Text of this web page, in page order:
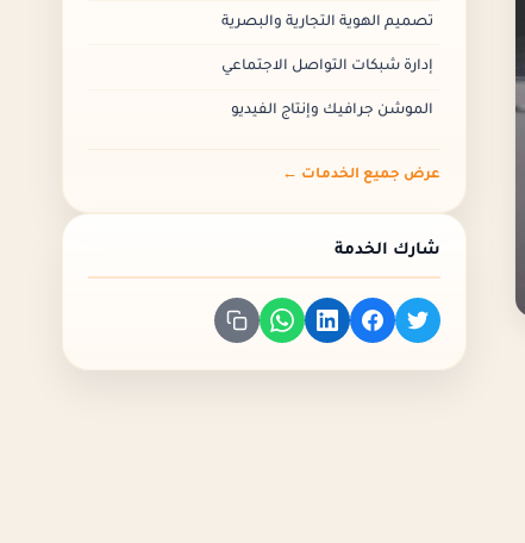
تصميم الهوية التجارية والبصرية
إدارة شبكات التواصل الاجتماعي
الموشن جرافيك وإنتاج الفيديو
عرض جميع الخدمات ←
شارك الخدمة